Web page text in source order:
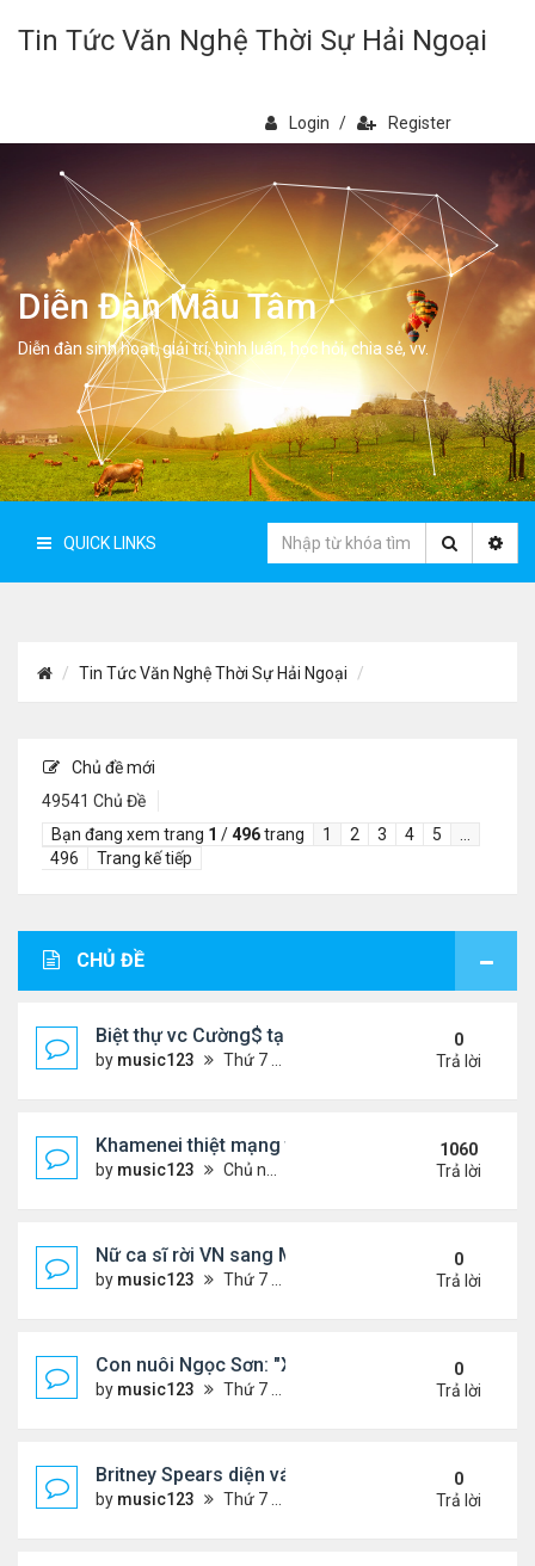
Tin Tức Văn Nghệ Thời Sự Hải Ngoại
Login / Register
Diễn Đàn Mẫu Tâm
Diễn đàn sinh hoạt, giải trí, bình luân, học hỏi, chia sẻ, vv.
QUICK LINKS
Tin Tức Văn Nghệ Thời Sự Hải Ngoại
Chủ đề mới
49541 Chủ Đề
Bạn đang xem trang 1 /496trang 1 2 3 4 5
496
Trang kế tiếp
CHỦ ĐỀ
Biệt thự vc Cường$ tại Lạng Sơn
by music123 Thứ 7 Tháng 8 08, 2026 7:02 pm
0
Trả lời
Khamenei thiệt mạng trong cuộc tấn công phối
by music123 Chủ nhật Tháng 3 01, 2026 5:22 am
1060
Trả lời
Nữ ca sĩ rời VN sang Mỹ nói thẳng: "Tôi thấy
by music123 Thứ 7 Tháng 8 08, 2026 6:40 pm
0
Trả lời
Con nuôi Ngọc Sơn: "Xã hội này cần những bài
by music123 Thứ 7 Tháng 8 08, 2026 6:35 pm
0
Trả lời
Britney Spears diện váy xuyên thấu ra phố
by music123 Thứ 7 Tháng 8 08, 2026 6:21 pm
0
Trả lời